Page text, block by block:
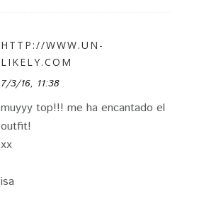
HTTP://WWW.UN-
LIKELY.COM
7/3/16, 11:38
muyyy top!!! me ha encantado el
outfit!
xx
isa